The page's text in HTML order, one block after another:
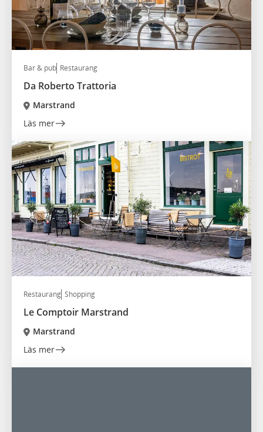
Bar & pub Restaurang
Da Roberto Trattoria
Marstrand
Läs mer
Restaurang Shopping
Le Comptoir Marstrand
Marstrand
Läs mer